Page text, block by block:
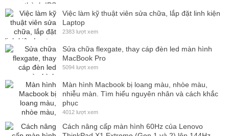
Việc làm kỹ thuật viên sửa chữa, lắp đặt linh kiện
Laptop
2383 lượt xem
Sửa chữa flexgate, thay cáp đèn led màn hình
MacBook Pro
5094 lượt xem
Màn hình Macbook bị loang màu, nhòe màu,
nhiễu màn. Tìm hiểu nguyên nhân và cách khắc
phục
4012 lượt xem
Cách nâng cấp màn hình 60Hz của Lenovo